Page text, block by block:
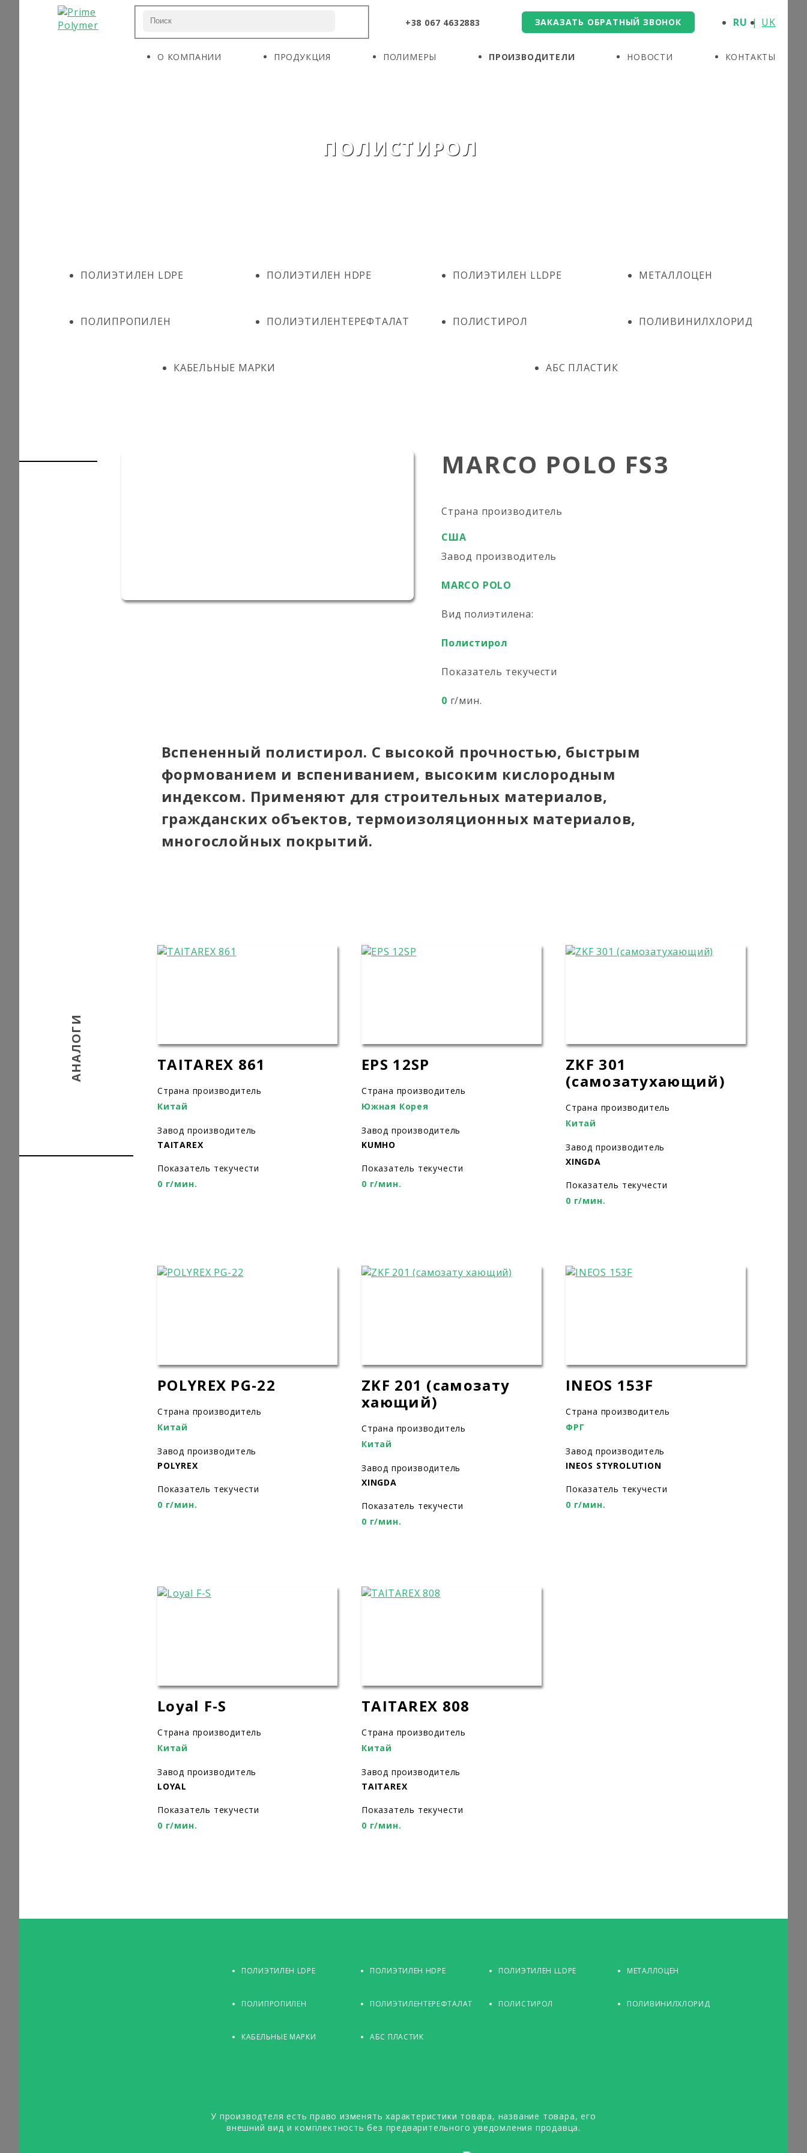
+38 067 4632883 ЗАКАЗАТЬ ОБРАТНЫЙ ЗВОНОК RU UK
О КОМПАНИИ ПРОДУКЦИЯ ПОЛИМЕРЫ ПРОИЗВОДИТЕЛИ НОВОСТИ КОНТАКТЫ
ПОЛИСТИРОЛ
ПОЛИЭТИЛЕН LDPE ПОЛИЭТИЛЕН HDPE ПОЛИЭТИЛЕН LLDPE МЕТАЛЛОЦЕН
ПОЛИПРОПИЛЕН ПОЛИЭТИЛЕНТЕРЕФТАЛАТ ПОЛИСТИРОЛ ПОЛИВИНИЛХЛОРИД
КАБЕЛЬНЫЕ МАРКИ АБС ПЛАСТИК
MARCO POLO FS3
Страна производитель
США
Завод производитель
MARCO POLO
Вид полиэтилена:
Полистирол
Показатель текучести
0 г/мин.
Вспененный полистирол. С высокой прочностью, быстрым
формованием и вспениванием, высоким кислородным
индексом. Применяют для строительных материалов,
гражданских объектов, термоизоляционных материалов,
многослойных покрытий.
АНАЛОГИ TAITAREX 861
Страна производитель
Китай
Завод производитель
TAITAREX
Показатель текучести
0 г/мин.
EPS 12SP
Страна производитель
Южная Корея
Завод производитель
KUMHO
Показатель текучести
0 г/мин.
ZKF 301
(самозатухающий)
Страна производитель
Китай
Завод производитель
XINGDA
Показатель текучести
0 г/мин.
POLYREX PG-22
Страна производитель
Китай
Завод производитель
POLYREX
Показатель текучести
0 г/мин.
ZKF 201 (самозату
хающий)
Страна производитель
Китай
Завод производитель
XINGDA
Показатель текучести
0 г/мин.
INEOS 153F
Страна производитель
ФРГ
Завод производитель
INEOS STYROLUTION
Показатель текучести
0 г/мин.
Loyal F-S
Страна производитель
Китай
Завод производитель
LOYAL
Показатель текучести
0 г/мин.
TAITAREX 808
Страна производитель
Китай
Завод производитель
TAITAREX
Показатель текучести
0 г/мин.
ПОЛИЭТИЛЕН LDPE ПОЛИЭТИЛЕН HDPE ПОЛИЭТИЛЕН LLDPE МЕТАЛЛОЦЕН
ПОЛИПРОПИЛЕН ПОЛИЭТИЛЕНТЕРЕФТАЛАТ ПОЛИСТИРОЛ ПОЛИВИНИЛХЛОРИД
КАБЕЛЬНЫЕ МАРКИ АБС ПЛАСТИК
У производтеля есть право изменять характеристики товара, название товара, его
внешний вид и комплектность без предварительного уведомления продавца.
О КОМПАНИИ
ПРОИЗВОДИТЕЛИ